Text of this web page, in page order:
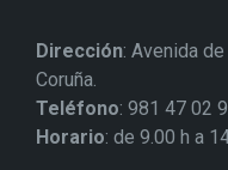
Dirección: Avenida
Coruña.
Teléfono: 981 47 02
Horario: de 9.00 h a